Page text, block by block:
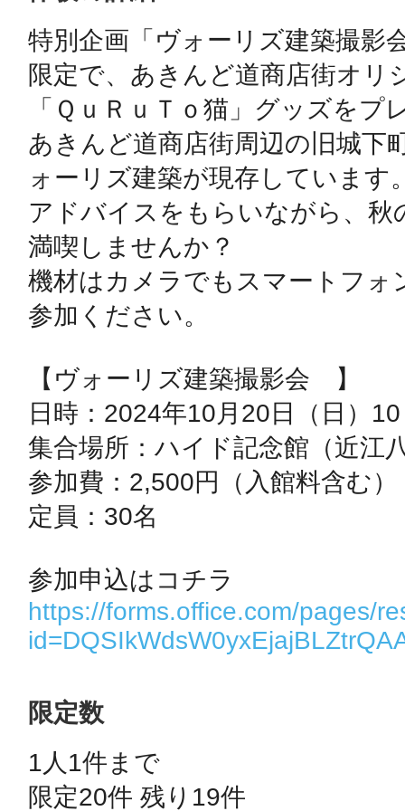
特別企画「ヴォーリズ建築撮影
限定で、あきんど道商店街オリ
「ＱｕＲｕＴｏ猫」グッズをプ
あきんど道商店街周辺の旧城下
ォーリズ建築が現存しています
アドバイスをもらいながら、秋
満喫しませんか？
機材はカメラでもスマートフォ
参加ください。
【ヴォーリズ建築撮影会　】
日時：2024年10月20日（日）
集合場所：ハイド記念館（近江
参加費：2,500円（入館料含む）
定員：30名
https://forms.office.com/pages/
限定数
1人1件まで
限定20件 残り19件
鴻巣
池袋
秋葉原